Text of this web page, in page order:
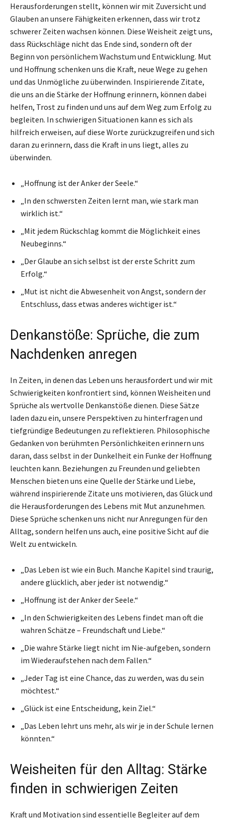
Herausforderungen stellt, können wir mit Zuversicht und
Glauben an unsere Fähigkeiten erkennen, dass wir trotz
schwerer Zeiten wachsen können. Diese Weisheit zeigt uns,
dass Rückschläge nicht das Ende sind, sondern oft der
Beginn von persönlichem Wachstum und Entwicklung. Mut
und Hoffnung schenken uns die Kraft, neue Wege zu gehen
und das Unmögliche zu überwinden. Inspirierende Zitate,
die uns an die Stärke der Hoffnung erinnern, können dabei
helfen, Trost zu finden und uns auf dem Weg zum Erfolg zu
begleiten. In schwierigen Situationen kann es sich als
hilfreich erweisen, auf diese Worte zurückzugreifen und sich
daran zu erinnern, dass die Kraft in uns liegt, alles zu
überwinden.
„Hoffnung ist der Anker der Seele.“
„In den schwersten Zeiten lernt man, wie stark man
wirklich ist.“
„Mit jedem Rückschlag kommt die Möglichkeit eines
Neubeginns.“
„Der Glaube an sich selbst ist der erste Schritt zum
Erfolg.“
„Mut ist nicht die Abwesenheit von Angst, sondern der
Entschluss, dass etwas anderes wichtiger ist.“
Denkanstöße: Sprüche, die zum
Nachdenken anregen
In Zeiten, in denen das Leben uns herausfordert und wir mit
Schwierigkeiten konfrontiert sind, können Weisheiten und
Sprüche als wertvolle Denkanstöße dienen. Diese Sätze
laden dazu ein, unsere Perspektiven zu hinterfragen und
tiefgründige Bedeutungen zu reflektieren. Philosophische
Gedanken von berühmten Persönlichkeiten erinnern uns
daran, dass selbst in der Dunkelheit ein Funke der Hoffnung
leuchten kann. Beziehungen zu Freunden und geliebten
Menschen bieten uns eine Quelle der Stärke und Liebe,
während inspirierende Zitate uns motivieren, das Glück und
die Herausforderungen des Lebens mit Mut anzunehmen.
Diese Sprüche schenken uns nicht nur Anregungen für den
Alltag, sondern helfen uns auch, eine positive Sicht auf die
Welt zu entwickeln.
„Das Leben ist wie ein Buch. Manche Kapitel sind traurig,
andere glücklich, aber jeder ist notwendig.“
„Hoffnung ist der Anker der Seele.“
„In den Schwierigkeiten des Lebens findet man oft die
wahren Schätze – Freundschaft und Liebe.“
„Die wahre Stärke liegt nicht im Nie-aufgeben, sondern
im Wiederaufstehen nach dem Fallen.“
„Jeder Tag ist eine Chance, das zu werden, was du sein
möchtest.“
„Glück ist eine Entscheidung, kein Ziel.“
„Das Leben lehrt uns mehr, als wir je in der Schule lernen
könnten.“
Weisheiten für den Alltag: Stärke
finden in schwierigen Zeiten
Kraft und Motivation sind essentielle Begleiter auf dem